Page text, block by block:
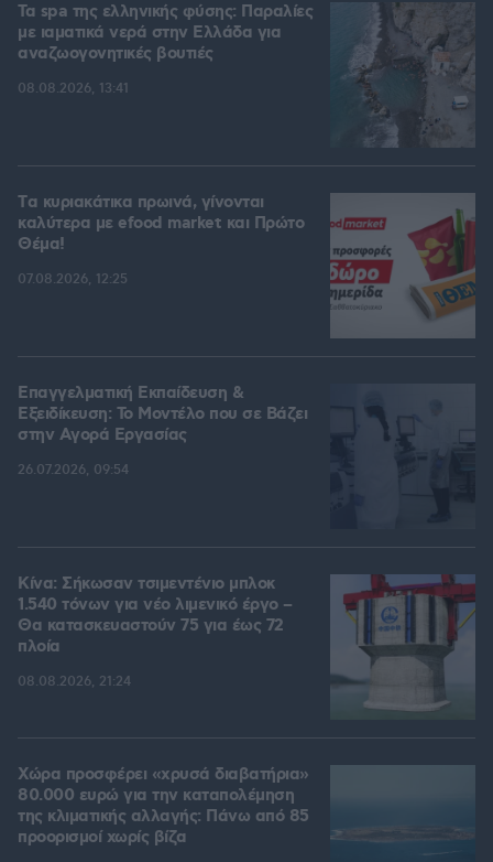
Τα spa της ελληνικής φύσης: Παραλίες
με ιαματικά νερά στην Ελλάδα για
αναζωογονητικές βουτιές
08.08.2026, 13:41
Tα κυριακάτικα πρωινά, γίνονται
καλύτερα με efood market και Πρώτο
Θέμα!
07.08.2026, 12:25
Επαγγελματική Εκπαίδευση &
Εξειδίκευση: Το Mοντέλο που σε Bάζει
στην Aγορά Eργασίας
26.07.2026, 09:54
Κίνα: Σήκωσαν τσιμεντένιο μπλοκ
1.540 τόνων για νέο λιμενικό έργο –
Θα κατασκευαστούν 75 για έως 72
πλοία
08.08.2026, 21:24
Χώρα προσφέρει «χρυσά διαβατήρια»
80.000 ευρώ για την καταπολέμηση
της κλιματικής αλλαγής: Πάνω από 85
προορισμοί χωρίς βίζα